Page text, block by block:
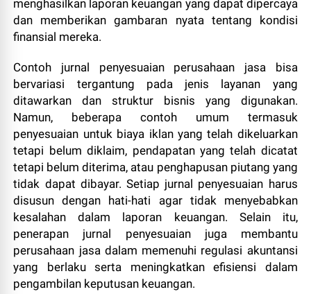
menghasilkan laporan keuangan yang dapat dipercaya
dan memberikan gambaran nyata tentang kondisi
finansial mereka.
Contoh jurnal penyesuaian perusahaan jasa bisa
bervariasi tergantung pada jenis layanan yang
ditawarkan dan struktur bisnis yang digunakan.
Namun, beberapa contoh umum termasuk
penyesuaian untuk biaya iklan yang telah dikeluarkan
tetapi belum diklaim, pendapatan yang telah dicatat
tetapi belum diterima, atau penghapusan piutang yang
tidak dapat dibayar. Setiap jurnal penyesuaian harus
disusun dengan hati-hati agar tidak menyebabkan
kesalahan dalam laporan keuangan. Selain itu,
penerapan jurnal penyesuaian juga membantu
perusahaan jasa dalam memenuhi regulasi akuntansi
yang berlaku serta meningkatkan efisiensi dalam
pengambilan keputusan keuangan.